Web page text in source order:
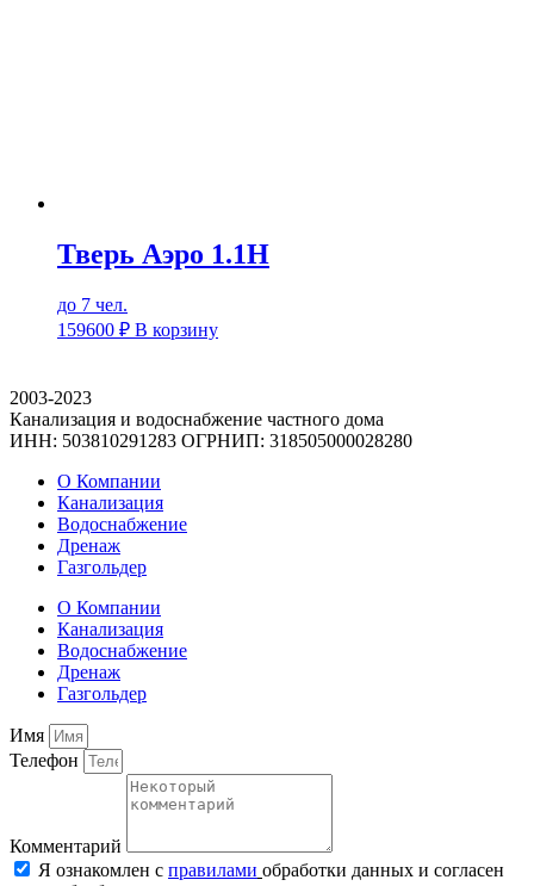
Тверь Аэро 1.1Н
до 7 чел.
159600 ₽ В корзину
2003-2023
Канализация и водоснабжение частного дома
ИНН: 503810291283 ОГРНИП: 318505000028280
О Компании
Канализация
Водоснабжение
Дренаж
Газгольдер
О Компании
Канализация
Водоснабжение
Дренаж
Газгольдер
Имя
Телефон
Комментарий
Я ознакомлен с правилами обработки данных и согласен